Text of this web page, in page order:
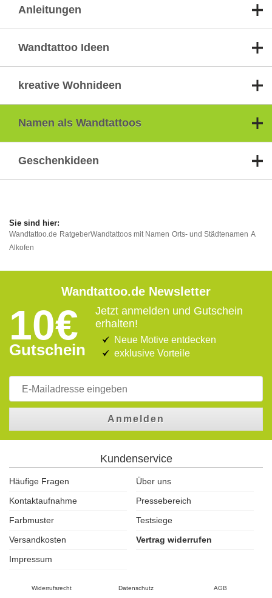
Anleitungen
Wandtattoo Ideen
kreative Wohnideen
Namen als Wandtattoos
Geschenkideen
Wandtattoo.de RatgeberWandtattoos mit Namen Orts- und Städtenamen A
Alkofen
Wandtattoo.de Newsletter
10€
Gutschein
Jetzt anmelden und Gutschein
erhalten!
Neue Motive entdecken
exklusive Vorteile
Anmelden
Kundenservice
Häufige Fragen
Über uns
Kontaktaufnahme
Pressebereich
Farbmuster
Testsiege
Versandkosten
Vertrag widerrufen
Impressum
Widerrufsrecht Datenschutz AGB